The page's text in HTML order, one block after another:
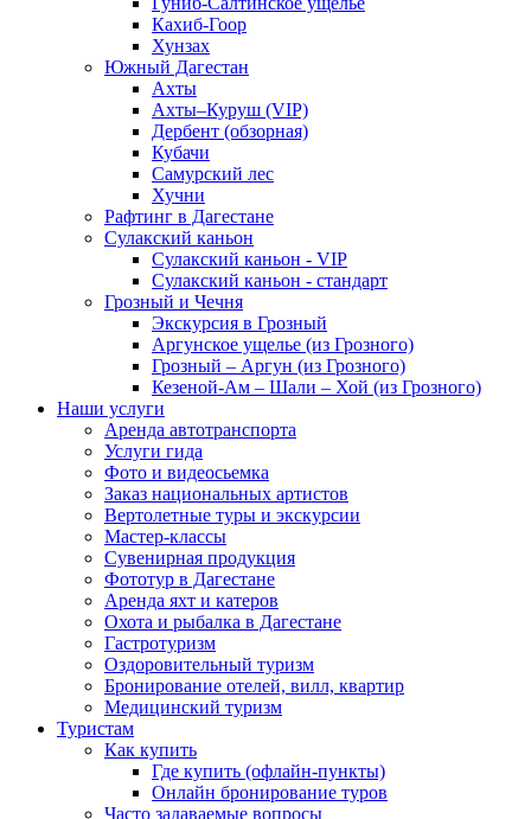
Кахиб-Гоор
Хунзах
Южный Дагестан
Ахты
Ахты–Куруш (VIP)
Дербент (обзорная)
Кубачи
Самурский лес
Хучни
Рафтинг в Дагестане
Сулакский каньон
Сулакский каньон - VIP
Сулакский каньон - стандарт
Грозный и Чечня
Экскурсия в Грозный
Аргунское ущелье (из Грозного)
Грозный – Аргун (из Грозного)
Кезеной-Ам – Шали – Хой (из Грозного)
Наши услуги
Аренда автотранспорта
Услуги гида
Фото и видеосьемка
Заказ национальных артистов
Вертолетные туры и экскурсии
Мастер-классы
Сувенирная продукция
Фототур в Дагестане
Аренда яхт и катеров
Охота и рыбалка в Дагестане
Гастротуризм
Оздоровительный туризм
Бронирование отелей, вилл, квартир
Медицинский туризм
Туристам
Как купить
Где купить (офлайн-пункты)
Онлайн бронирование туров
Часто задаваемые вопросы